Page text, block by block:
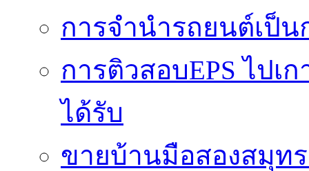
การจำนำรถยนต์เป็
การติวสอบEPS ไป
ได้รับ
ขายบ้านมือสองสมุท